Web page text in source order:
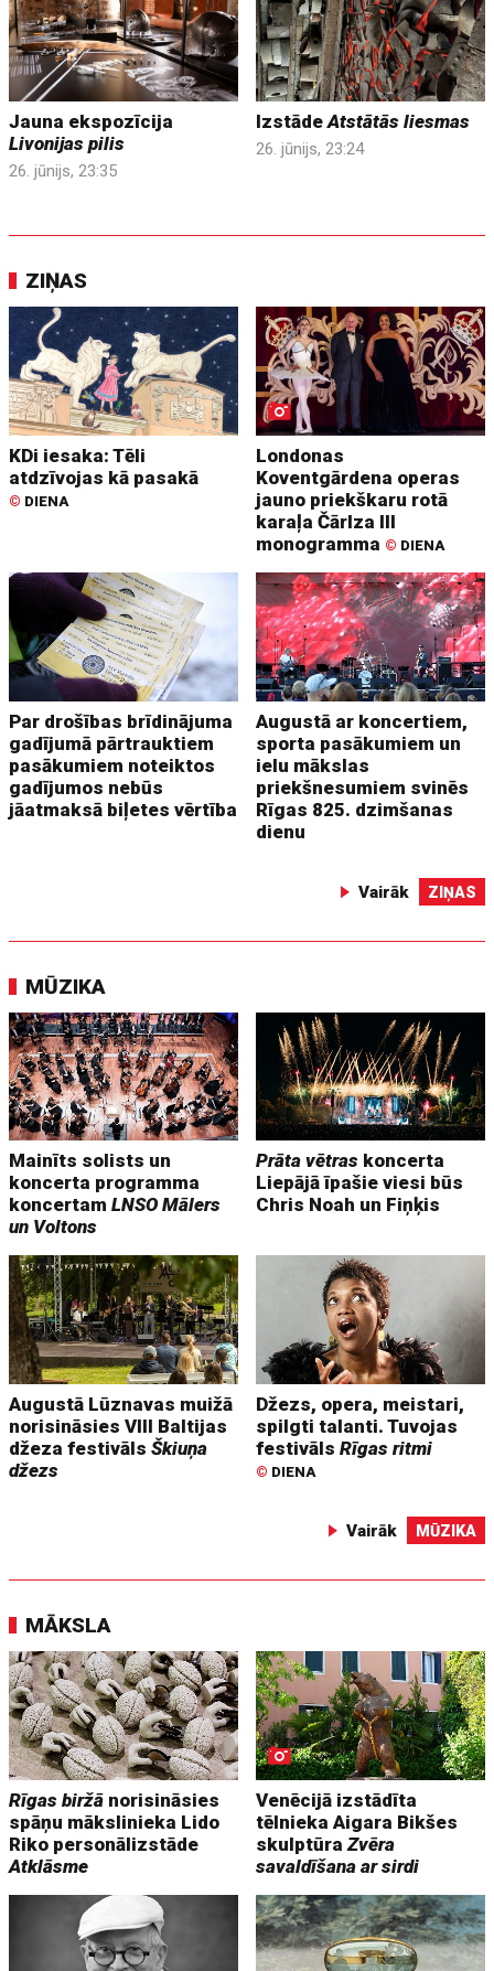
Jauna ekspozīcija
Livonijas pilis
26. jūnijs, 23:35
IzstādeAtstātās liesmas
26. jūnijs, 23:24
ZIŅAS
KDi iesaka: Tēli
atdzīvojas kā pasakā
© DIENA
Londonas
Koventgārdena operas
jauno priekškaru rotā
karaļa Čārlza III
monogramma © DIENA
Par drošības brīdinājuma
gadījumā pārtrauktiem
pasākumiem noteiktos
gadījumos nebūs
jāatmaksā biļetes vērtība
Augustā ar koncertiem,
sporta pasākumiem un
ielu mākslas
priekšnesumiem svinēs
Rīgas 825. dzimšanas
dienu
Vairāk ZIŅAS
MŪZIKA
Mainīts solists un
koncerta programma
koncertamLNSO Mālers
un Voltons
Prāta vētras koncerta
Liepājā īpašie viesi būs
Chris Noah un Fiņķis
Augustā Lūznavas muižā
norisināsies VIII Baltijas
džeza festivālsŠkiuņa
džezs
Džezs, opera, meistari,
spilgti talanti. Tuvojas
festivālsRīgas ritmi
© DIENA
Vairāk MŪZIKA
MĀKSLA
Rīgas biržā norisināsies
spāņu mākslinieka Lido
Riko personālizstāde
Atklāsme
Venēcijā izstādīta
tēlnieka Aigara Bikšes
skulptūraZvēra
savaldīšana ar sirdi